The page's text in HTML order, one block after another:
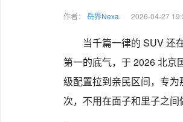
作者： 岳界Nexa 2026-04-27
当千篇一律的 SUV
第一的底气，于 2026 北京
级配置拉到亲民区间，专
次，不用在面子和里子之间